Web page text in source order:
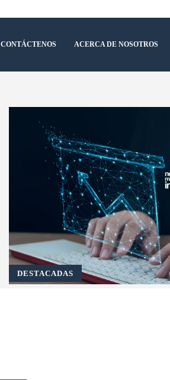
CONTÁCTENOS ACERCA DE NOSOTROS
DESTACADAS